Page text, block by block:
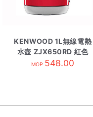
KENWOOD 1L無線電熱
水壺 ZJX650RD 紅色
MOP 548.00